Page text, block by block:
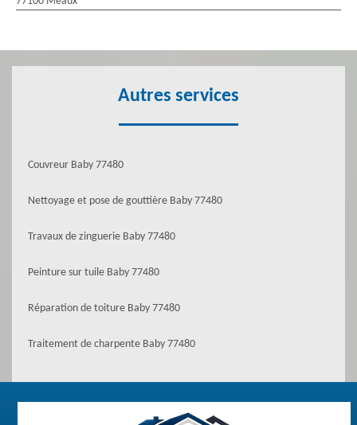
Autres services
Couvreur Baby 77480
Nettoyage et pose de gouttière Baby 77480
Travaux de zinguerie Baby 77480
Peinture sur tuile Baby 77480
Réparation de toiture Baby 77480
Traitement de charpente Baby 77480